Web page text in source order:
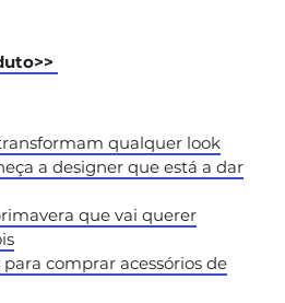
qualquer look
a designer que está a dar
que vai querer
comprar acessórios de